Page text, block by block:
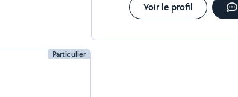
Voir le profil
Particulier